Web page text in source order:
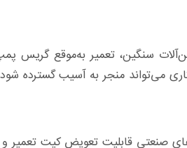
سنگین، تعمیر به‌موقع گریس
می‌تواند منجر به آسیب گسترده
صنعتی قابلیت تعویض کیت تعمیر و